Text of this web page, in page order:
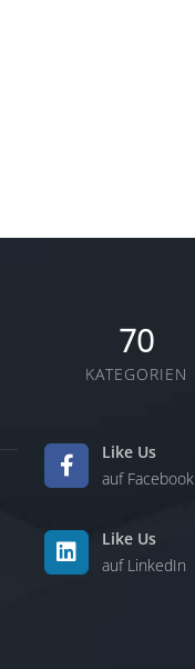
70
KATEGORIEN
Like Us
auf Facebook
Like Us
auf LinkedIn